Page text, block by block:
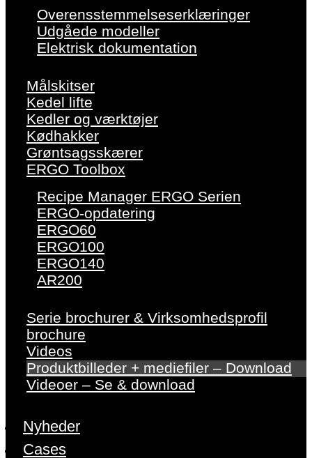
Overensstemmelseserklæringer
Udgåede modeller
Elektrisk dokumentation
Målskitser
Kedel lifte
Kedler og værktøjer
Kødhakker
Grøntsagsskærer
ERGO Toolbox
Recipe Manager ERGO Serien
ERGO-opdatering
ERGO60
ERGO100
ERGO140
AR200
Serie brochurer & Virksomhedsprofil
brochure
Videos
Produktbilleder + mediefiler – Download
Videoer – Se & download
Nyheder
Cases